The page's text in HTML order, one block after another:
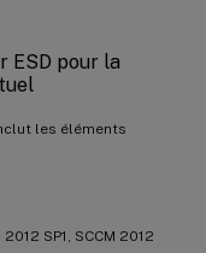
ESD pour la
les éléments
SP1, SCCM 2012